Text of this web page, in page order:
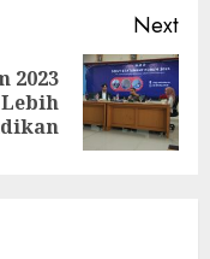
Next
2023